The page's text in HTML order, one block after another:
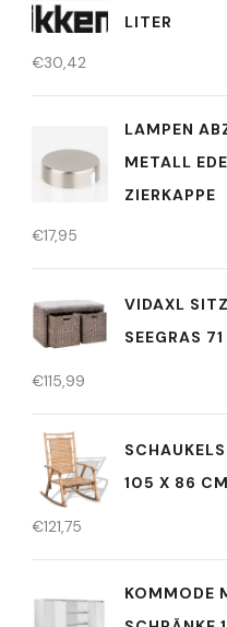
LITER
€30,42
LAMPEN
METALL
ZIERKAPPE
€17,95
VIDAXL
SEEGRAS
€115,99
105 X 86 CM
€121,75
KOMMODE